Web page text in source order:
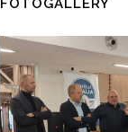
FOTOGALLERY